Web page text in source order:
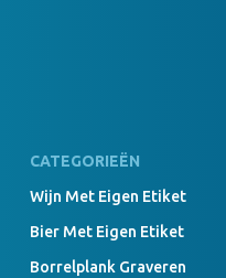
CATEGORIEËN
Wijn Met Eigen Etiket
Bier Met Eigen Etiket
Borrelplank Graveren